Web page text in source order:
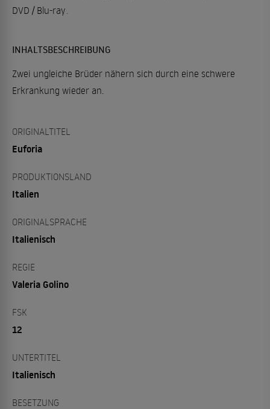
DVD / Blu-ray.
INHALTSBESCHREIBUNG
Zwei ungleiche Brüder nähern sich durch eine schwere
Erkrankung wieder an.
ORIGINALTITEL
Euforia
PRODUKTIONSLAND
Italien
ORIGINALSPRACHE
Italienisch
REGIE
Valeria Golino
FSK
12
UNTERTITEL
Italienisch
BESETZUNG